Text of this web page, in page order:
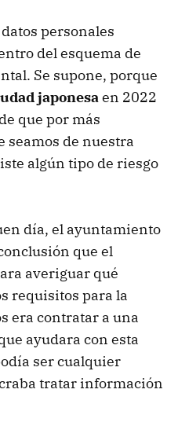
personales
del esquema de
Se supone, porque
japonesa en 2022
que por más
seamos de nuestra
algún tipo de riesgo
día, el ayuntamiento
que el
averiguar qué
requisitos para la
era contratar a una
ayudara con esta
ser cualquier
tratar información